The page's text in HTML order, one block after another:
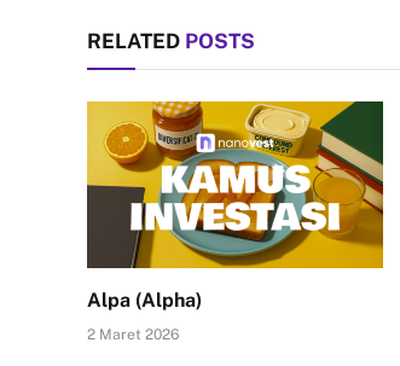
RELATED POSTS
Alpa (Alpha)
2 Maret 2026